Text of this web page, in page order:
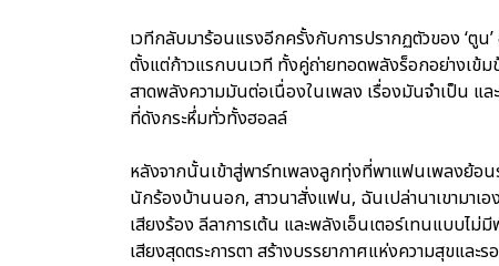
เวทีกลับมาร้อนแรงอีกครั้งกับการปรากฏตัวของ ‘ตูน’
ตั้งแต่ก้าวแรกบนเวที ทั้งคู่ถ่ายทอดพลังร็อกอย่างเข้
สาดพลังความมันต่อเนื่องในเพลง เรื่องมันจำเป็น แ
ที่ดังกระหึ่มทั่วทั้งฮอลล์
หลังจากนั้นเข้าสู่พาร์ทเพลงลูกทุ่งที่พาแฟนเพลงย้อ
นักร้องบ้านนอก, สาวนาสั่งแฟน, ฉันเปล่านาเขามาเอ
เสียงร้อง ลีลาการเต้น และพลังเอ็นเตอร์เทนแบบ
เสียงสุดตระการตา สร้างบรรยากาศแห่งความสุขแล